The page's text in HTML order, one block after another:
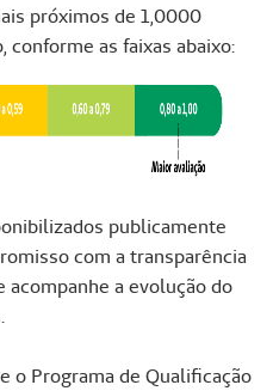
próximos de 1,0000
as faixas abaixo:
publicamente
com a transparência
a evolução do
o Programa de Qualificação